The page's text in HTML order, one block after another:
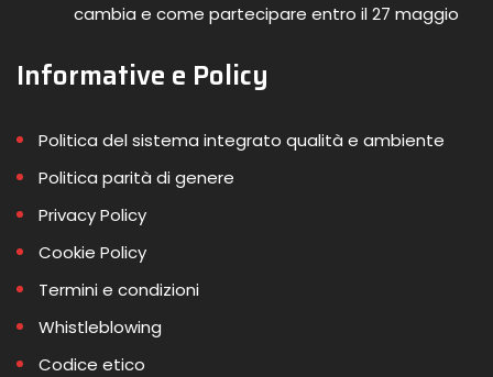
cambia e come partecipare entro il 27 maggio
Informative e Policy
Politica del sistema integrato qualità e ambiente
Politica parità di genere
Privacy Policy
Cookie Policy
Termini e condizioni
Whistleblowing
Codice etico